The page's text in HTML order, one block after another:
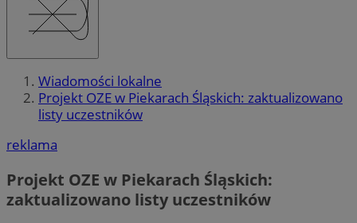
Wiadomości lokalne
Projekt OZE w Piekarach Śląskich: zaktualizowano
listy uczestników
reklama
Projekt OZE w Piekarach Śląskich:
zaktualizowano listy uczestników